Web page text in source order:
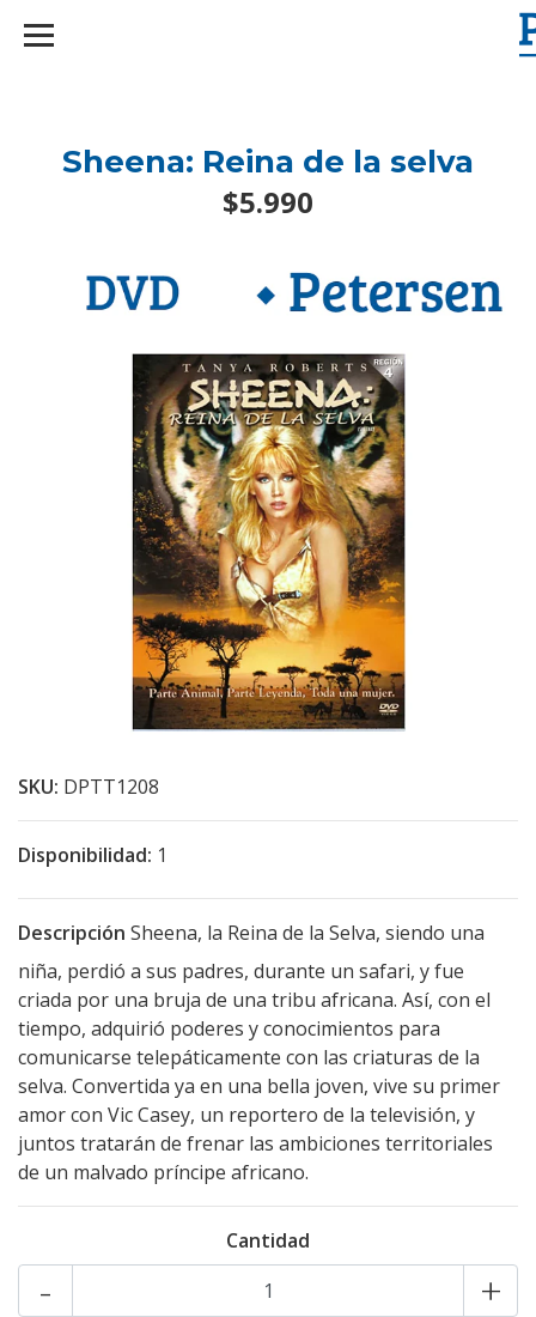
Sheena: Reina de la selva
$5.990
SKU: DPTT1208
Disponibilidad: 1
Descripción Sheena, la Reina de la Selva, siendo una
niña, perdió a sus padres, durante un safari, y fue
criada por una bruja de una tribu africana. Así, con el
tiempo, adquirió poderes y conocimientos para
comunicarse telepáticamente con las criaturas de la
selva. Convertida ya en una bella joven, vive su primer
amor con Vic Casey, un reportero de la televisión, y
juntos tratarán de frenar las ambiciones territoriales
de un malvado príncipe africano.
Cantidad
+
-